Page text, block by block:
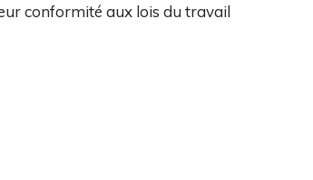
conformité aux lois du travail